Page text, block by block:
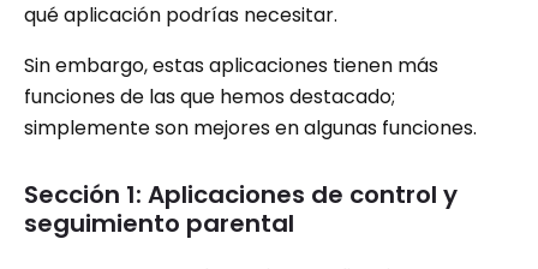
qué aplicación podrías necesitar.
Sin embargo, estas aplicaciones tienen más
funciones de las que hemos destacado;
simplemente son mejores en algunas funciones.
Sección 1: Aplicaciones de control y
seguimiento parental